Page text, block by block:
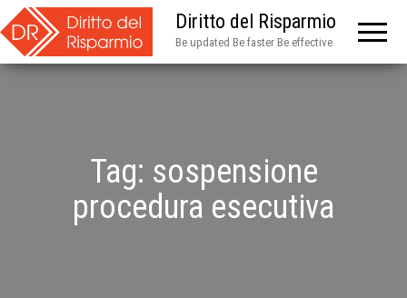
Diritto del Risparmio
Be updated Be faster Be effective
Tag: sospensione
procedura esecutiva